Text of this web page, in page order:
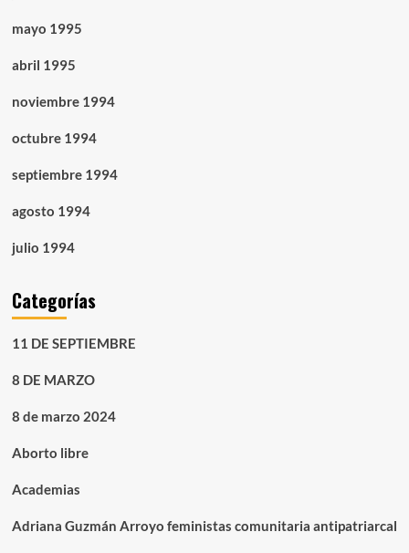
mayo 1995
abril 1995
noviembre 1994
octubre 1994
septiembre 1994
agosto 1994
julio 1994
Categorías
11 DE SEPTIEMBRE
8 DE MARZO
8 de marzo 2024
Aborto libre
Academias
Adriana Guzmán Arroyo feministas comunitaria antipatriarcal